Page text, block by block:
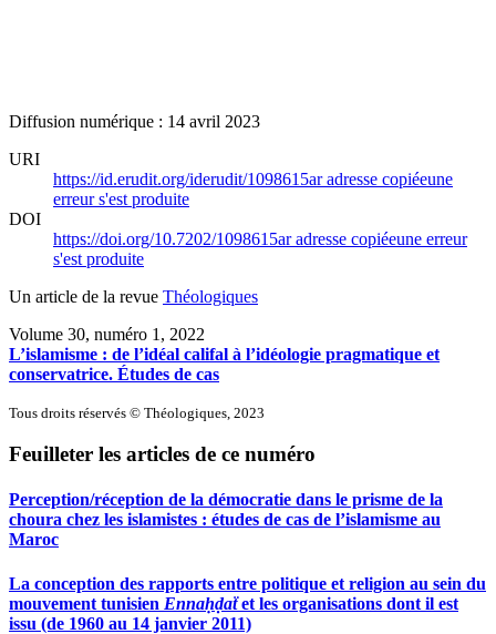
Diffusion numérique : 14 avril 2023
URI
https://id.erudit.org/iderudit/1098615aradresse copiéeune
erreur s'est produite
DOI
https://doi.org/10.7202/1098615aradresse copiéeune erreur
s'est produite
Un article de la revue Théologiques
Volume 30, numéro 1, 2022
L’islamisme : de l’idéal califal à l’idéologie pragmatique et
conservatrice. Études de cas
Tous droits réservés © Théologiques, 2023
Feuilleter les articles de ce numéro
Perception/réception de la démocratie dans le prisme de la
choura chez les islamistes : études de cas de l’islamisme au
Maroc
La conception des rapports entre politique et religion au sein du
mouvement tunisien Ennaḥḍaẗet les organisations dont il est
issu (de 1960 au 14 janvier 2011)